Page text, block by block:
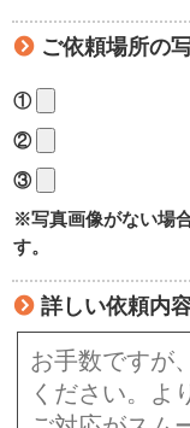
ご依頼場所の
①
②
③
※写真画像がない場
す。
詳しい依頼内